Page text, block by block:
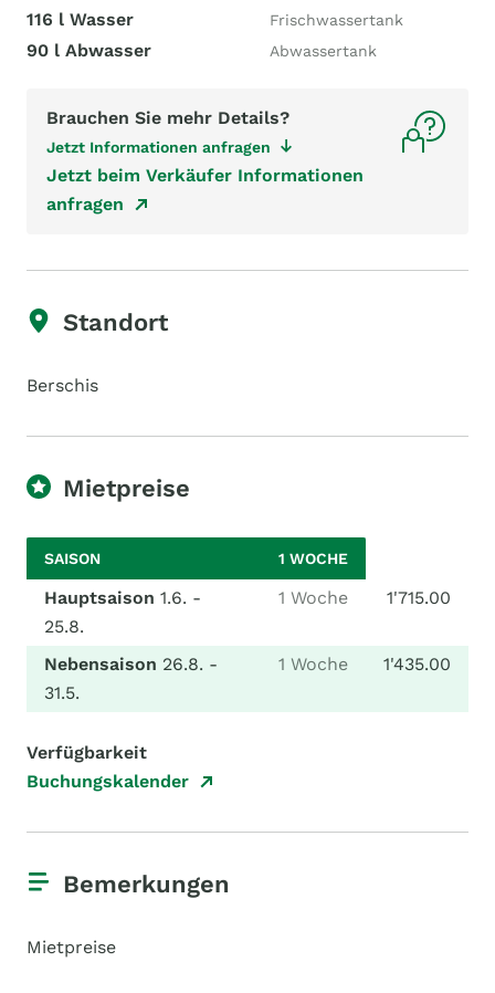
116 l Wasser Frischwassertank
90 l Abwasser Abwassertank
Brauchen Sie mehr Details?
Jetzt Informationen anfragen
Jetzt beim Verkäufer Informationen
anfragen
Standort
Berschis
Mietpreise
SAISON 1 WOCHE
Hauptsaison 1.6. -
25.8.
1 Woche 1'715.00
Nebensaison 26.8. -
31.5.
1 Woche 1'435.00
Verfügbarkeit
Buchungskalender
Bemerkungen
Mietpreise